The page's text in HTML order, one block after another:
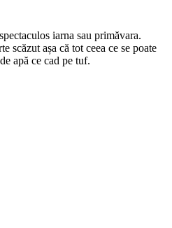
iarna sau primăvara.
scăzut așa că tot ceea ce se poate
apă ce cad pe tuf.